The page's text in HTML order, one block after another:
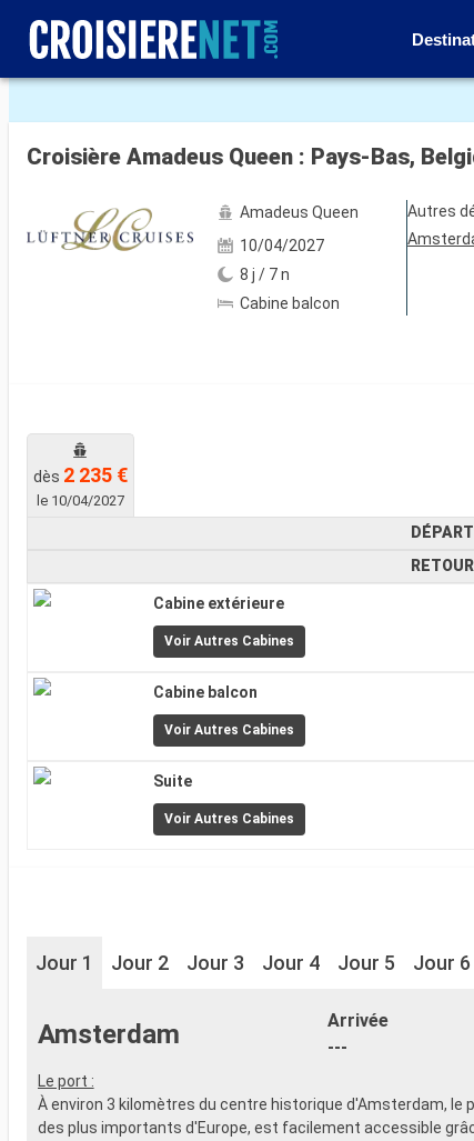
Voir les 36 autres photos
Croisière Amadeus Queen : Pays-Bas,
Amadeus Queen
10/04/2027
8 j / 7 n
Cabine balcon
Autres
dès 2 235 €
le 10/04/2027
Cabine extérieure
Voir Autres Cabines
Cabine balcon
Voir Autres Cabines
Suite
Voir Autres Cabines
Jour 1 Jour 2 Jour 3 Jour 4 Jour 5 Jour 6
Amsterdam
Arrivée
---
Le port :
À environ 3 kilomètres du centre historique d'Amsterdam, le
des plus importants d'Europe, est facilement accessible